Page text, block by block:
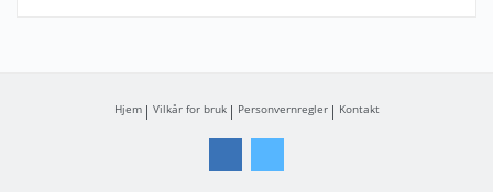
Hjem Vilkår for bruk Personvernregler Kontakt